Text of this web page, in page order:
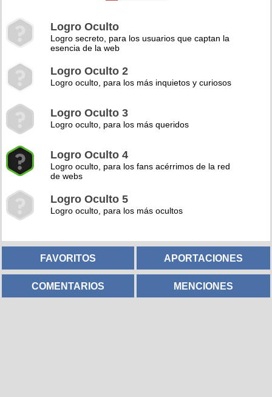
Logro Oculto
Logro secreto, para los usuarios que captan la
esencia de la web
Logro Oculto 2
Logro oculto, para los más inquietos y curiosos
Logro Oculto 3
Logro oculto, para los más queridos
Logro Oculto 4
Logro oculto, para los fans acérrimos de la red
de webs
Logro Oculto 5
Logro oculto, para los más ocultos
FAVORITOS APORTACIONES
COMENTARIOS MENCIONES